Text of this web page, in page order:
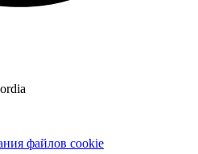
файлов cookie